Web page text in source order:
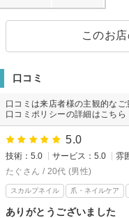
このお
口コミ
口コミは来店者様の主観的なご
口コミポリシーの詳細はこちら
5.0
技術：5.0 サービス：5.0
雰
たぐさん / 20代 (男性)
スカルプネイル 爪・ネイルケア
ありがとうございました